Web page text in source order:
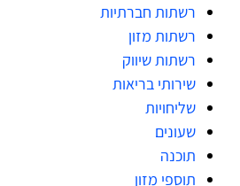
רשתות חברתיות
רשתות מזון
רשתות שיווק
שירותי בריאות
שליחויות
שעונים
תוכנה
תוספי מזון